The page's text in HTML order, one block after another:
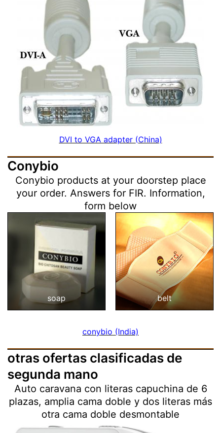
DVI to VGA adapter (China)
Conybio
Conybio products at your doorstep place
your order. Answers for FIR. Information,
form below
soap belt
conybio (India)
otras ofertas clasificadas de
segunda mano
Auto caravana con literas capuchina de 6
plazas, amplia cama doble y dos literas más
otra cama doble desmontable